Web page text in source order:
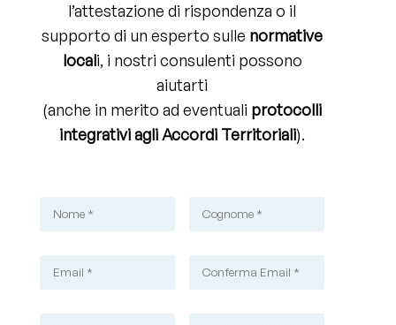
l’attestazione di rispondenza o il
supporto di un esperto sulle normative
locali, i nostri consulenti possono
aiutarti
(anche in merito ad eventuali protocolli
integrativi agli Accordi Territoriali).